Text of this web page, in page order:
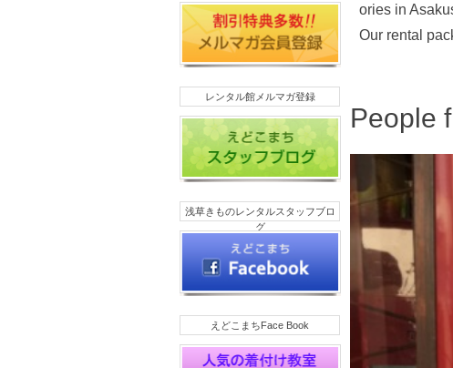
ories in
Our rental
People
レンタル館メルマガ登録
浅草きものレンタルスタッフブロ
グ
えどこまちFace Book